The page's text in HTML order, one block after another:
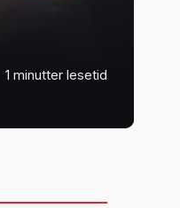
1 minutter lesetid